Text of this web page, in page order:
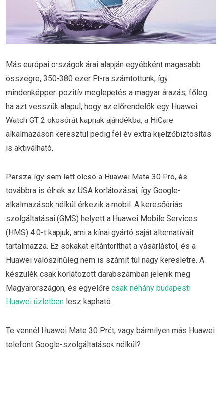
Más európai országok árai alapján egyébként magasabb
összegre, 350-380 ezer Ft-ra számtottunk, így
mindenképpen pozitív meglepetés a magyar árazás, főleg
ha azt vesszük alapul, hogy az előrendelők egy Huawei
Watch GT 2 okosórát kapnak ajándékba, a HiCare
alkalmazáson keresztül pedig fél év extra kijelzőbiztosítás
is aktiválható.
Persze így sem lett olcsó a Huawei Mate 30 Pro, és
továbbra is élnek az USA korlátozásai, így Google-
alkalmazások nélkül érkezik a mobil. A keresőóriás
szolgáltatásai (GMS) helyett a Huawei Mobile Services
(HMS) 4.0-t kapjuk, ami a kínai gyártó saját alternatíváit
tartalmazza. Ez sokakat eltántoríthat a vásárlástól, és a
Huawei valószínűleg nem is számít túl nagy keresletre. A
készülék csak korlátozott darabszámban jelenik meg
Magyarországon, és egyelőre csak néhány budapesti
Huawei üzletben lesz kapható.
Te vennél Huawei Mate 30 Prót, vagy bármilyen más Huawei
telefont Google-szolgáltatások nélkül?